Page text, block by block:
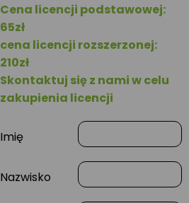
Cena licencji podstawowej:
65zł
cena licencji rozszerzonej:
210zł
Skontaktuj się z nami w celu
zakupienia licencji
Imię
Nazwisko